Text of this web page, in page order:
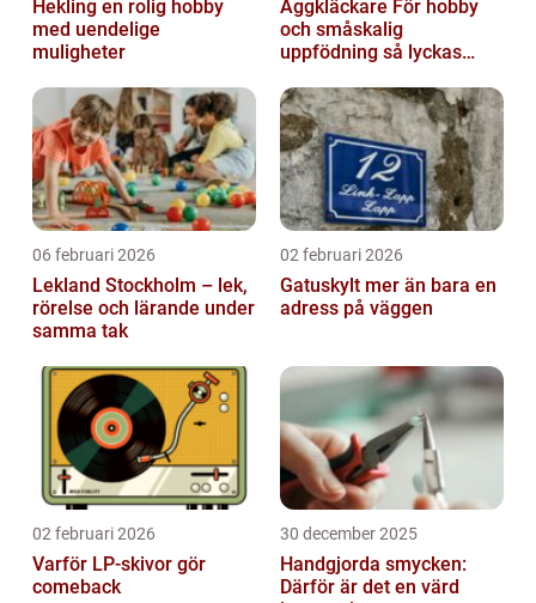
Hekling en rolig hobby
med uendelige
muligheter
Äggkläckare För hobby
och småskalig
uppfödning så lyckas
06 februari 2026
Lekland Stockholm – lek,
rörelse och lärande under
samma tak
02 februari 2026
Gatuskylt mer än bara en
adress på väggen
02 februari 2026
Varför LP-skivor gör
comeback
30 december 2025
Handgjorda smycken:
Därför är det en värd